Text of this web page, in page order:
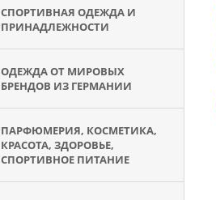
СПОРТИВНАЯ ОДЕЖДА И
ПРИНАДЛЕЖНОСТИ
ОДЕЖДА ОТ МИРОВЫХ
БРЕНДОВ ИЗ ГЕРМАНИИ
ПАРФЮМЕРИЯ, КОСМЕТИКА,
КРАСОТА, ЗДОРОВЬЕ,
СПОРТИВНОЕ ПИТАНИЕ